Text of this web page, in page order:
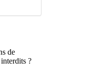
de
?